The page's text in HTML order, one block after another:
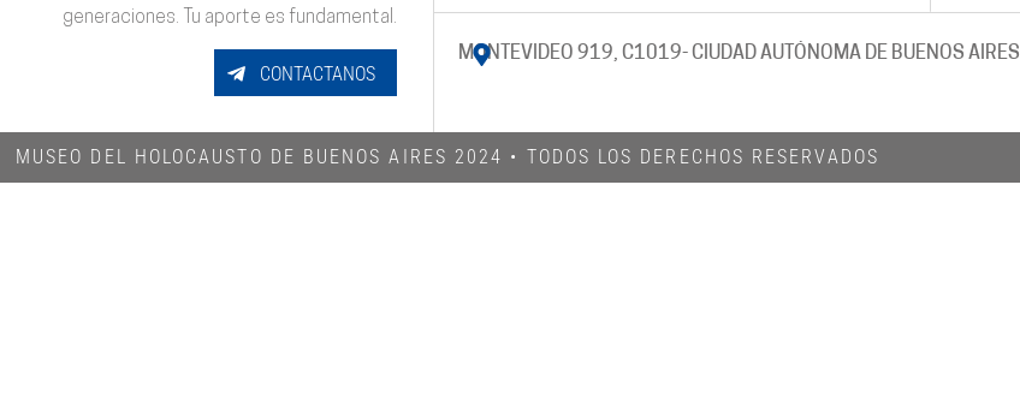
generaciones. Tu aporte es fundamental.
CONTACTANOS
MONTEVIDEO 919, C1019- CIUDAD AUTÓNOMA DE BUENOS AIRES
MUSEO DEL HOLOCAUSTO DE BUENOS AIRES 2024​ • TODOS LOS DERECHOS RESERVADOS